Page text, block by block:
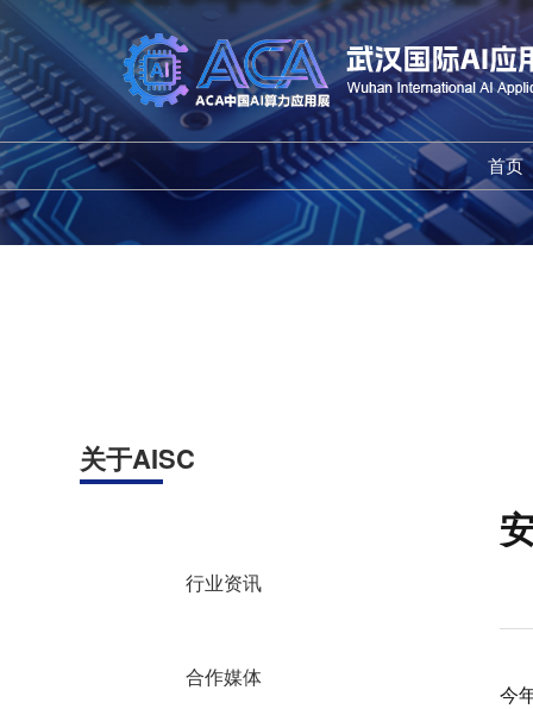
首页
关于AISC
行业资讯
合作媒体
今